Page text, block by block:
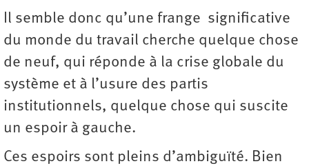
Il semble donc qu’une frange significative
du monde du travail cherche quelque chose
de neuf, qui réponde à la crise globale du
système et à l’usure des partis
institutionnels, quelque chose qui suscite
un espoir à gauche.
Ces espoirs sont pleins d’ambiguïté. Bien